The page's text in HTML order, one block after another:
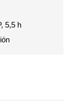
5,5 h